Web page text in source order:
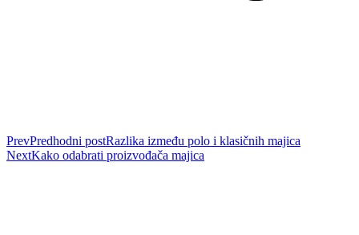
PrevPredhodni postRazlika između polo i klasičnih majica
NextKako odabrati proizvođača majica